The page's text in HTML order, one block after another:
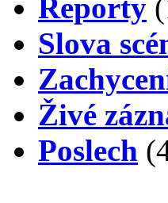
Reporty
Slova
Živé
Poslech